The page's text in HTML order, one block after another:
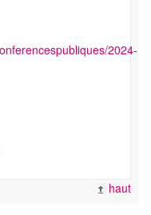
2024-
haut